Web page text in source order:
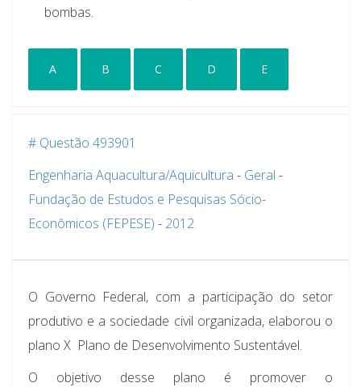
bombas.
A B C D E
# Questão 493901
Engenharia Aquacultura/Aquicultura - Geral -
Fundação de Estudos e Pesquisas Sócio-
Econômicos (FEPESE) - 2012
O Governo Federal, com a participação do setor
produtivo e a sociedade civil organizada, elaborou o
plano X  Plano de Desenvolvimento Sustentável.
O objetivo desse plano é promover o